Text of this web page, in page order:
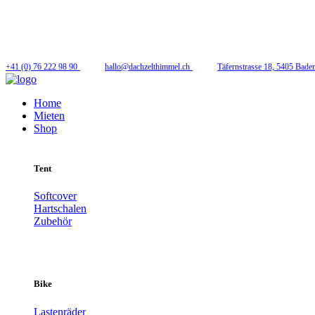
+41 (0) 76 222 98 90 hallo@dachzelthimmel.ch Täfernstrasse 18, 5405
Home
Mieten
Shop
Tent
Softcover
Hartschalen
Zubehör
Bike
Lastenräder